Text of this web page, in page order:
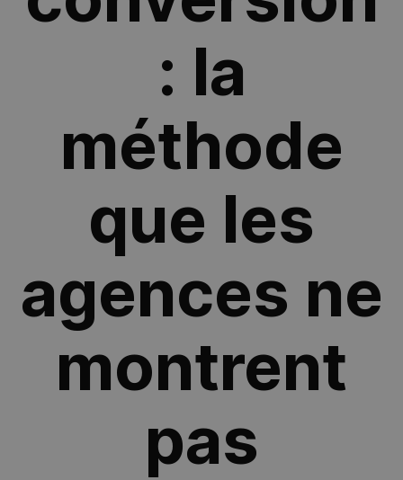
: la
méthode
que les
agences ne
montrent
pas